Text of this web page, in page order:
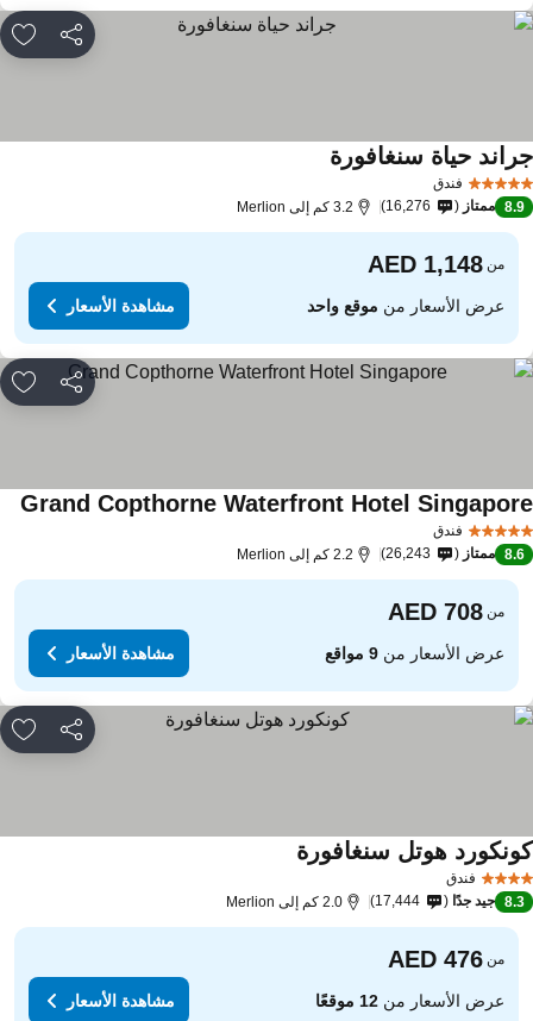
مشاركة
فندق
حياة سنغافورة
8.9 ممتاز 16,276 3.2 كم إلى Merlion
من
عرض الأسعار منموقع واحد مشاهدة الأسعار
مشاركة
فندق
Grand Copthorne Waterfront Hotel
8.6 ممتاز 26,243 2.2 كم إلى Merlion
من
عرض الأسعار من9 مواقع مشاهدة الأسعار
مشاركة
فندق
هوتل سنغافورة
8.3 جيد جدًا 17,444 2.0 كم إلى Merlion
من
عرض الأسعار من12 موقعًا مشاهدة الأسعار